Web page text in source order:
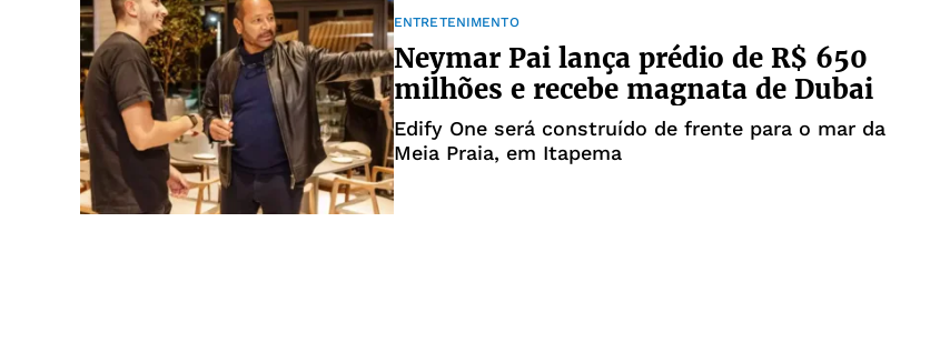
ENTRETENIMENTO
Neymar Pai lança prédio de R$ 650
milhões e recebe magnata de Dubai
Edify One será construído de frente para o mar da
Meia Praia, em Itapema